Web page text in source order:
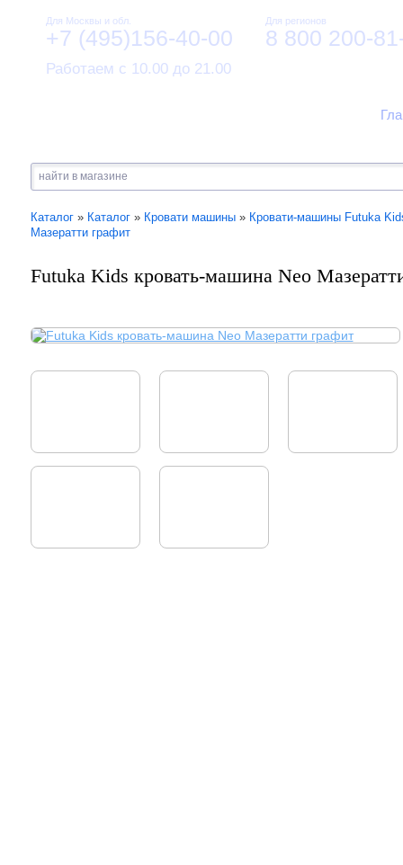
Для Москвы и обл.
+7 (495)156-40-00
Для регионов
8 800 200-
Работаем с 10.00 до 21.00
Каталог» Каталог» Кровати машины» Кровати-машины Futuka
Мазератти графит
Futuka Kids кровать-машина Neo